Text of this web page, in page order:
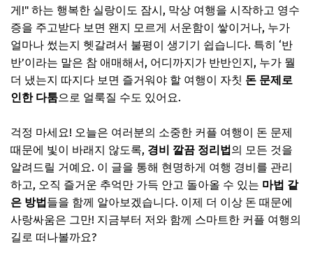
게!" 하는 행복한 실랑이도 잠시, 막상 여행을 시작하고 영수
증을 주고받다 보면 왠지 모르게 서운함이 쌓이거나, 누가
얼마나 썼는지 헷갈려서 불평이 생기기 쉽습니다. 특히 ‘반
반’이라는 말은 참 애매해서, 어디까지가 반반인지, 누가 뭘
더 냈는지 따지다 보면 즐거워야 할 여행이 자칫 돈 문제로
인한 다툼으로 얼룩질 수도 있어요.
걱정 마세요! 오늘은 여러분의 소중한 커플 여행이 돈 문제
때문에 빛이 바래지 않도록, 경비 깔끔 정리법의 모든 것을
알려드릴 거예요. 이 글을 통해 현명하게 여행 경비를 관리
하고, 오직 즐거운 추억만 가득 안고 돌아올 수 있는 마법 같
은 방법들을 함께 알아보겠습니다. 이제 더 이상 돈 때문에
사랑싸움은 그만! 지금부터 저와 함께 스마트한 커플 여행의
길로 떠나볼까요?